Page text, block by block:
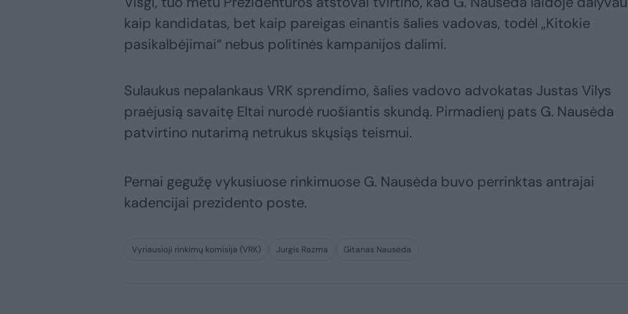
kaip kandidatas, bet kaip pareigas einantis šalies vadovas, todėl „Kitokie
pasikalbėjimai“ nebus politinės kampanijos dalimi.
Sulaukus nepalankaus VRK sprendimo, šalies vadovo advokatas Justas Vilys
praėjusią savaitę Eltai nurodė ruošiantis skundą. Pirmadienį pats G. Nausėda
patvirtino nutarimą netrukus skųsiąs teismui.
Pernai gegužę vykusiuose rinkimuose G. Nausėda buvo perrinktas antrajai
kadencijai prezidento poste.
Vyriausioji rinkimų komisija (VRK) Jurgis Razma Gitanas Nausėda